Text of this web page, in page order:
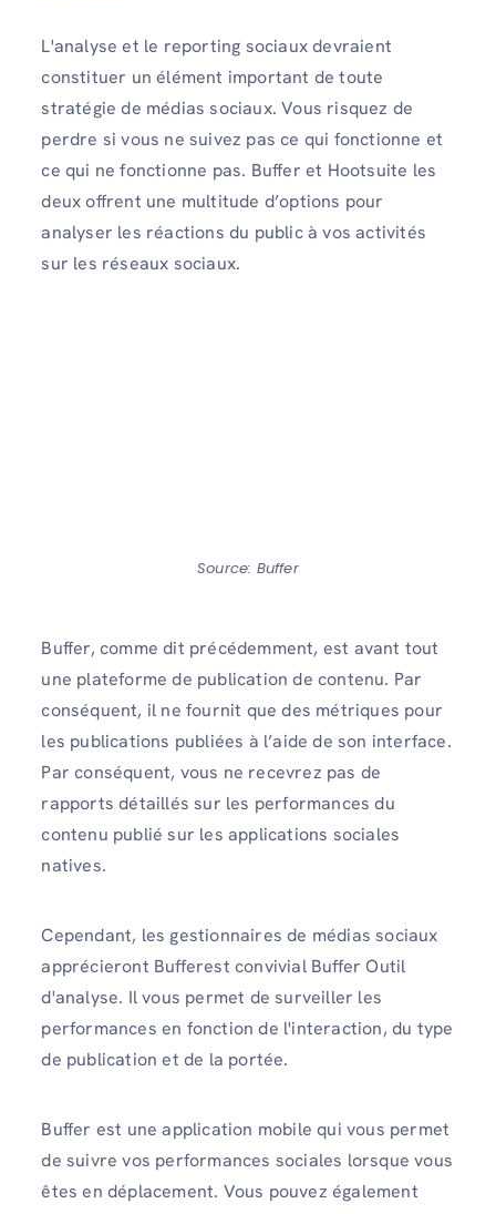
L'analyse et le reporting sociaux devraient
constituer un élément important de toute
stratégie de médias sociaux. Vous risquez de
perdre si vous ne suivez pas ce qui fonctionne et
ce qui ne fonctionne pas. Buffer et Hootsuite les
deux offrent une multitude d’options pour
analyser les réactions du public à vos activités
sur les réseaux sociaux.
Source: Buffer
Buffer, comme dit précédemment, est avant tout
une plateforme de publication de contenu. Par
conséquent, il ne fournit que des métriques pour
les publications publiées à l’aide de son interface.
Par conséquent, vous ne recevrez pas de
rapports détaillés sur les performances du
contenu publié sur les applications sociales
natives.
Cependant, les gestionnaires de médias sociaux
apprécieront Bufferest convivial Buffer Outil
d'analyse. Il vous permet de surveiller les
performances en fonction de l'interaction, du type
de publication et de la portée.
Buffer est une application mobile qui vous permet
de suivre vos performances sociales lorsque vous
êtes en déplacement. Vous pouvez également